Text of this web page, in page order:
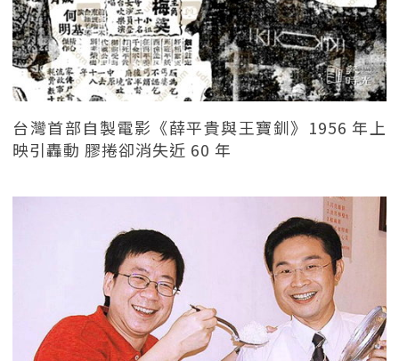
台灣首部自製電影《薛平貴與王寶釧》1956 年上
映引轟動 膠捲卻消失近 60 年